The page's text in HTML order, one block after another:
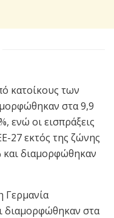
κατοίκους των
στα 9,9
ενώ οι εισπράξεις
27 εκτός της ζώνης
και διαμορφώθηκαν
Γερμανία
διαμορφώθηκαν στα